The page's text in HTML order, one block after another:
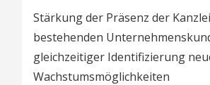
Stärkung der Präsenz der
bestehenden
gleichzeitiger Identifizierung
Wachstumsmöglichkeiten